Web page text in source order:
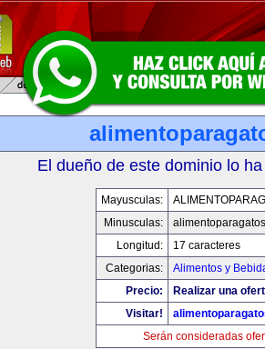
El dueño de este dominio lo
Mayusculas:
Minusculas:
Longitud:
17 caracteres
Categorias:
Alimentos y
Precio:
Realizar una
Visitar!
Serán consideradas